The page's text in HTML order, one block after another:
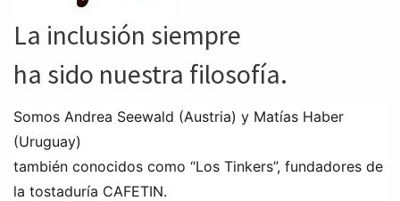
La inclusión siempre
ha sido nuestra filosofía.
Somos Andrea Seewald (Austria) y Matías Haber
(Uruguay)
también conocidos como “Los Tinkers”, fundadores de
la tostaduría CAFETIN.